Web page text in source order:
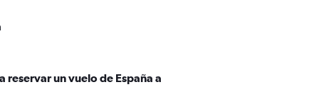
reservar un vuelo de España a